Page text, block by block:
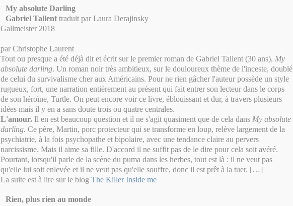
My absolute Darling
Gabriel Tallent traduit par Laura Derajinsky
Gallmeister 2018
par Christophe Laurent
Tout ou presque a été déjà dit et écrit sur le premier roman de Gabriel Tallent (30 ans), My
absolute darling. Un roman noir très ambitieux, sur le douloureux thème de l'inceste, doublé
de celui du survivalisme cher aux Américains. Pour ne rien gâcher l'auteur possède un style
rugueux, fort, une narration entièrement au présent qui fait entrer son lecteur dans le corps
de son héroïne, Turtle. On peut encore voir ce livre, éblouissant et dur, à travers plusieurs
idées mais il y en a sans doute trois ou quatre centrales.
L'amour. Il en est beaucoup question et il ne s'agit quasiment que de cela dans My absolute
darling. Ce père, Martin, porc protecteur qui se transforme en loup, relève largement de la
psychiatrie, à la fois psychopathe et bipolaire, avec une tendance claire au pervers
narcissisme. Mais il aime sa fille. D'accord il ne suffit pas de le dire pour cela soit avéré.
Pourtant, lorsqu'il parle de la scène du puma dans les herbes, tout est là : il ne veut pas
qu'elle lui soit enlevée et il ne veut pas qu'elle souffre, donc il est prêt à la tuer. […]
La suite est à lire sur le blog The Killer Inside me
Rien, plus rien au monde